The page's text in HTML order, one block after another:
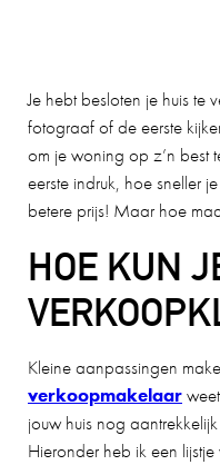
Je hebt besloten je huis
fotograaf of de eerste
om je woning op z’n best
eerste indruk, hoe sneller
betere prijs! Maar hoe
HOE KUN
Kleine aanpassingen
verkoopmakelaar
jouw huis nog
Hieronder heb ik een